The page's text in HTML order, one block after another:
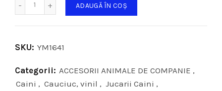
ADAUGĂ ÎN COȘ
SKU: YM1641
Categorii: ACCESORII ANIMALE DE COMPANIE ,
Caini , Cauciuc, vinil , Jucarii Caini ,